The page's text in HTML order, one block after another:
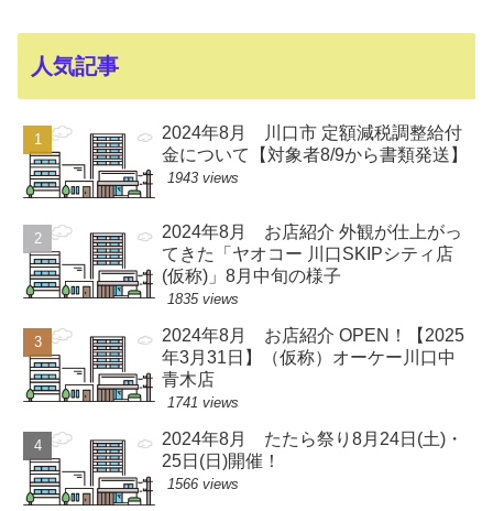
人気記事
2024年8月 川口市 定額減税調整給付
金について【対象者8/9から書類発送】
1943 views
2024年8月 お店紹介 外観が仕上がっ
てきた「ヤオコー 川口SKIPシティ店
(仮称)」8月中旬の様子
1835 views
2024年8月 お店紹介 OPEN！【2025
年3月31日】（仮称）オーケー川口中
青木店
1741 views
2024年8月 たたら祭り8月24日(土)・
25日(日)開催！
1566 views